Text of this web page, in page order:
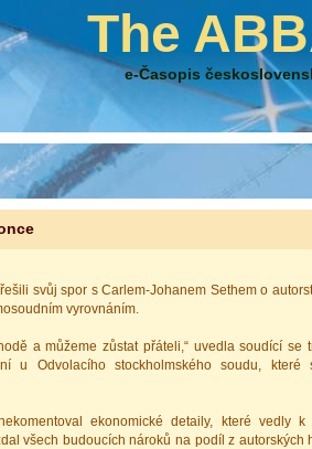
The
e-Časopis
svůj spor s Carlem-Johanem Sethem o
vyrovnáním.
a můžeme zůstat přáteli,“ uvedla soudící se
u Odvolacího stockholmského soudu, které
ekonomické detaily, které vedly k
všech budoucích nároků na podíl z autorských